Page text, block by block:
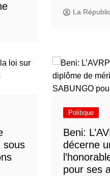
La
sous
Politique
Beni:
décerne
pour ses